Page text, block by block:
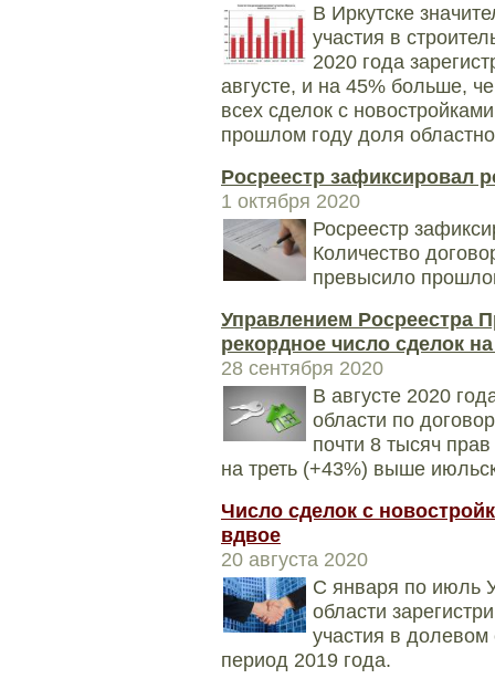
В Иркутске
участия в
2020 года
августе, и на 45% больше,
всех сделок с
прошлом году доля
Росреестр зафиксировал
1 октября 2020
Росреестр
Количество
превысило
Управлением Росреестра
рекордное число сделок
28 сентября 2020
В августе 2020
области по
почти 8 тысяч
на треть (+43%) выше
Число сделок с
вдвое
20 августа 2020
С января по июль
области
участия в долевом
период 2019 года.